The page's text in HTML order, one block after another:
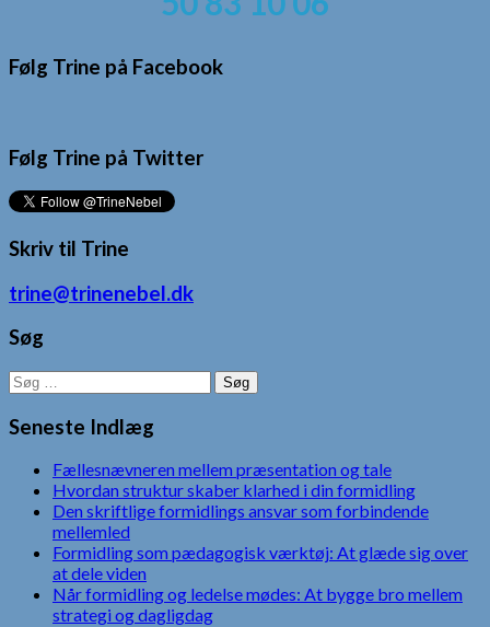
Følg Trine på Facebook
Følg Trine på Twitter
Skriv til Trine
trine@trinenebel.dk
Søg
Søg
efter:
Seneste Indlæg
Fællesnævneren mellem præsentation og tale
Hvordan struktur skaber klarhed i din formidling
Den skriftlige formidlings ansvar som forbindende
mellemled
Formidling som pædagogisk værktøj: At glæde sig over
at dele viden
Når formidling og ledelse mødes: At bygge bro mellem
strategi og dagligdag